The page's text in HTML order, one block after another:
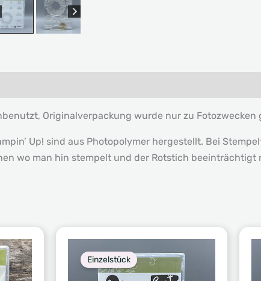
Originalverpackung wurde nur zu Fotozwecken
Up! sind aus Photopolymer hergestellt. Bei
wo man hin stempelt und der Rotstich
Einzelstück